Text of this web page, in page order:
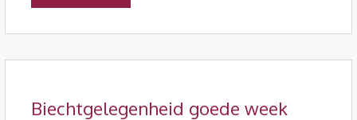
Biechtgelegenheid goede week